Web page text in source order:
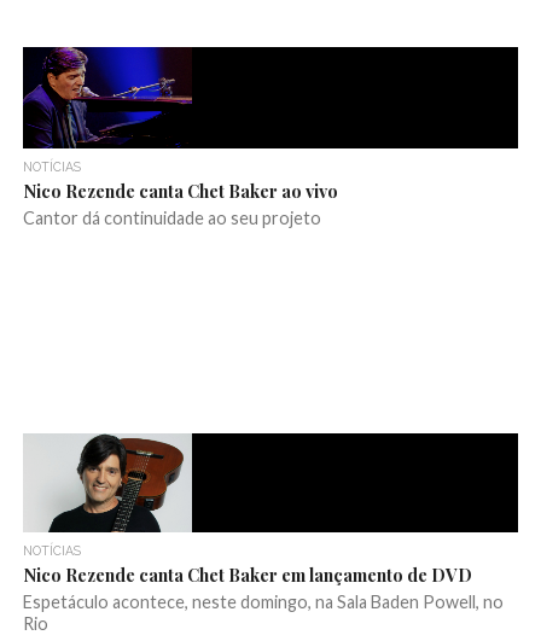
NOTÍCIAS
Nico Rezende canta Chet Baker ao vivo
Cantor dá continuidade ao seu projeto
NOTÍCIAS
Nico Rezende canta Chet Baker em lançamento de DVD
Espetáculo acontece, neste domingo, na Sala Baden Powell, no
Rio